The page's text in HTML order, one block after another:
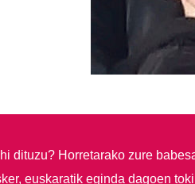
dituzu? Horretarako zure
euskaratik eginda dagoen